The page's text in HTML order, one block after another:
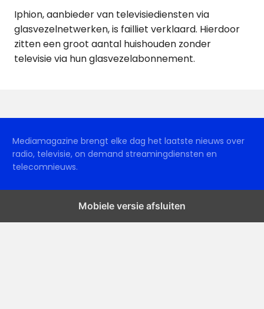
Iphion, aanbieder van televisiediensten via
glasvezelnetwerken, is failliet verklaard. Hierdoor
zitten een groot aantal huishouden zonder
televisie via hun glasvezelabonnement.
Mediamagazine brengt elke dag het laatste nieuws over
radio, televisie, on demand streamingdiensten en
telecomnieuws.
Mobiele versie afsluiten